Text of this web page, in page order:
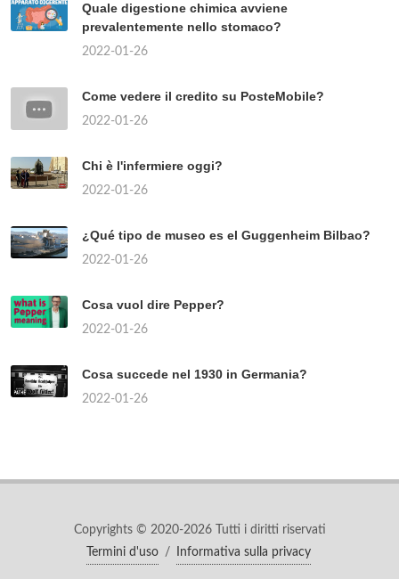
Quale digestione chimica avviene
prevalentemente nello stomaco?
2022-01-26
Come vedere il credito su PosteMobile?
2022-01-26
Chi è l'infermiere oggi?
2022-01-26
¿Qué tipo de museo es el Guggenheim Bilbao?
2022-01-26
Cosa vuol dire Pepper?
2022-01-26
Cosa succede nel 1930 in Germania?
2022-01-26
Copyrights © 2020-2026 Tutti i diritti riservati
Termini d'uso
/ Informativa sulla privacy